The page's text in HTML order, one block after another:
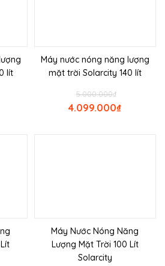
lít
Máy nước nóng năng lượng
mặt trời Solarcity 140 lít
₫
5.000.000
₫
4.099.000
Máy Nước Nóng Năng
Lượng Mặt Trời 100 Lít
Solarcity